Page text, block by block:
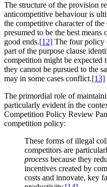
The structure of the provision
anticompetitive behaviour is
the competitive character of
presumed to be the best
good ends.[12] The four policy
part of the purpose clause
competition might be expected
they cannot be pursued to the
may in some cases conflict.[13]
The primordial role of
particularly evident in the
Competition Policy Review
competition policy:
These forms of illegal
competitors are
process because they
incentives created by
costs and innovate, key